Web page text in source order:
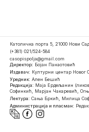
Католичка порта 5, 21000 Нови
(+381) 021/524-584
casopispolja@gmail.com
Директор: Бојан Панаотовић
Издавач: Културни центар Новог
Уредник: Ален Бешић
Редакција: Маја Ердељанин
Софинкић, Марјан Чакаревић,
Лектура: Сања Бркић, Милица
Администрација и пласман: